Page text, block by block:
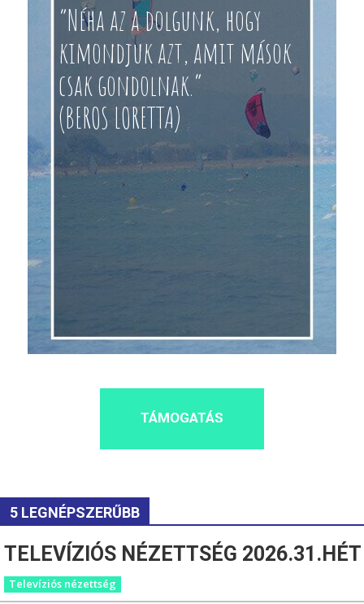
“Néha az a dolgunk, hogy
kimondjuk azt, amit mások
csak gondolnak.”
(BEROS LORETTA)
TÁMOGATÁS
5 LEGNÉPSZERŰBB
TELEVÍZIÓS NÉZETTSÉG 2026.31.HÉT
Televíziós nézettség